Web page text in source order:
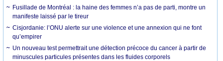
Fusillade de Montréal : la haine des femmes n’a pas de parti, montre un
manifeste laissé par le tireur
Cisjordanie: l’ONU alerte sur une violence et une annexion qui ne font
qu’empirer
Un nouveau test permettrait une détection précoce du cancer à partir de
minuscules particules présentes dans les fluides corporels